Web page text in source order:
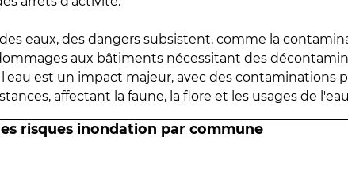
eaux, des dangers subsistent, comme la
aux bâtiments nécessitant des
est un impact majeur, avec des contaminations
affectant la faune, la flore et les usages de
risques inondation par commune